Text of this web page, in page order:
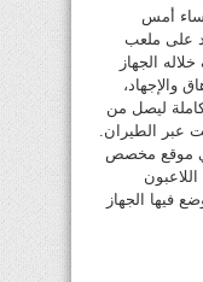
أمس
على ملعب
الجهاز
والإجهاد،
إلى 5 ساعات كاملة ليصل من
عبر الطيران.
في موقع مخصص
فيها الجهاز